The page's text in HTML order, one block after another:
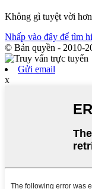
Không gì tuyệt vời
Nhấp vào đây để tìm
© Bản quyền - 2010-
Gửi email
x